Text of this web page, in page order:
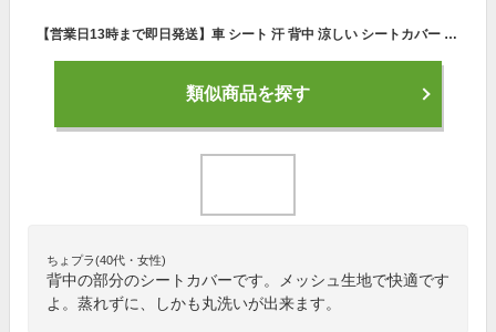
【営業日13時まで即日発送】車 シート 汗 背中 涼しい シートカバー メッシュ カバー 汗 対策 車 蒸れない 涼しい 汗 すっきり 夏 洗える 背中 お尻 カー 白 おしゃれ フリーサイズ
類似商品を探す
ちょプラ(40代・女性)
背中の部分のシートカバーです。メッシュ生地で快適です
よ。蒸れずに、しかも丸洗いが出来ます。